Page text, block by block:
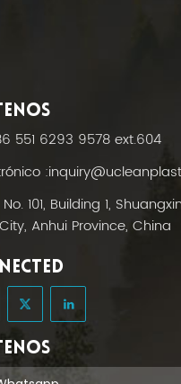
551 6293 9578 ext.604
:
No. 101, Building 1,
Anhui Province, China